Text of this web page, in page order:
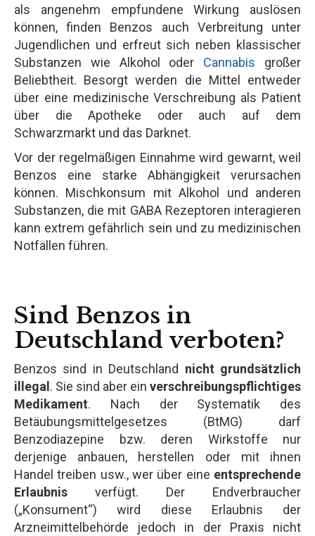
als angenehm empfundene Wirkung auslösen
können, finden Benzos auch Verbreitung unter
Jugendlichen und erfreut sich neben klassischer
Substanzen wie Alkohol oder Cannabis großer
Beliebtheit. Besorgt werden die Mittel entweder
über eine medizinische Verschreibung als Patient
über die Apotheke oder auch auf dem
Schwarzmarkt und das Darknet.
Vor der regelmäßigen Einnahme wird gewarnt, weil
Benzos eine starke Abhängigkeit verursachen
können. Mischkonsum mit Alkohol und anderen
Substanzen, die mit GABA Rezeptoren interagieren
kann extrem gefährlich sein und zu medizinischen
Notfällen führen.
Sind Benzos in
Deutschland verboten?
Benzos sind in Deutschland nicht grundsätzlich
illegal. Sie sind aber ein verschreibungspflichtiges
Medikament. Nach der Systematik des
Betäubungsmittelgesetzes (BtMG) darf
Benzodiazepine bzw. deren Wirkstoffe nur
derjenige anbauen, herstellen oder mit ihnen
Handel treiben usw., wer über eine entsprechende
Erlaubnis verfügt. Der Endverbraucher
(„Konsument“) wird diese Erlaubnis der
Arzneimittelbehörde jedoch in der Praxis nicht